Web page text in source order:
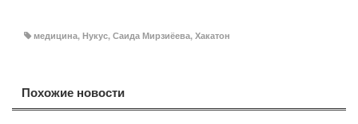
медицина, Нукус, Саида Мирзиёева, Хакатон
Похожие новости